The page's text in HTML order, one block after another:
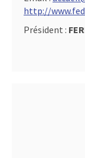
http://
Président :